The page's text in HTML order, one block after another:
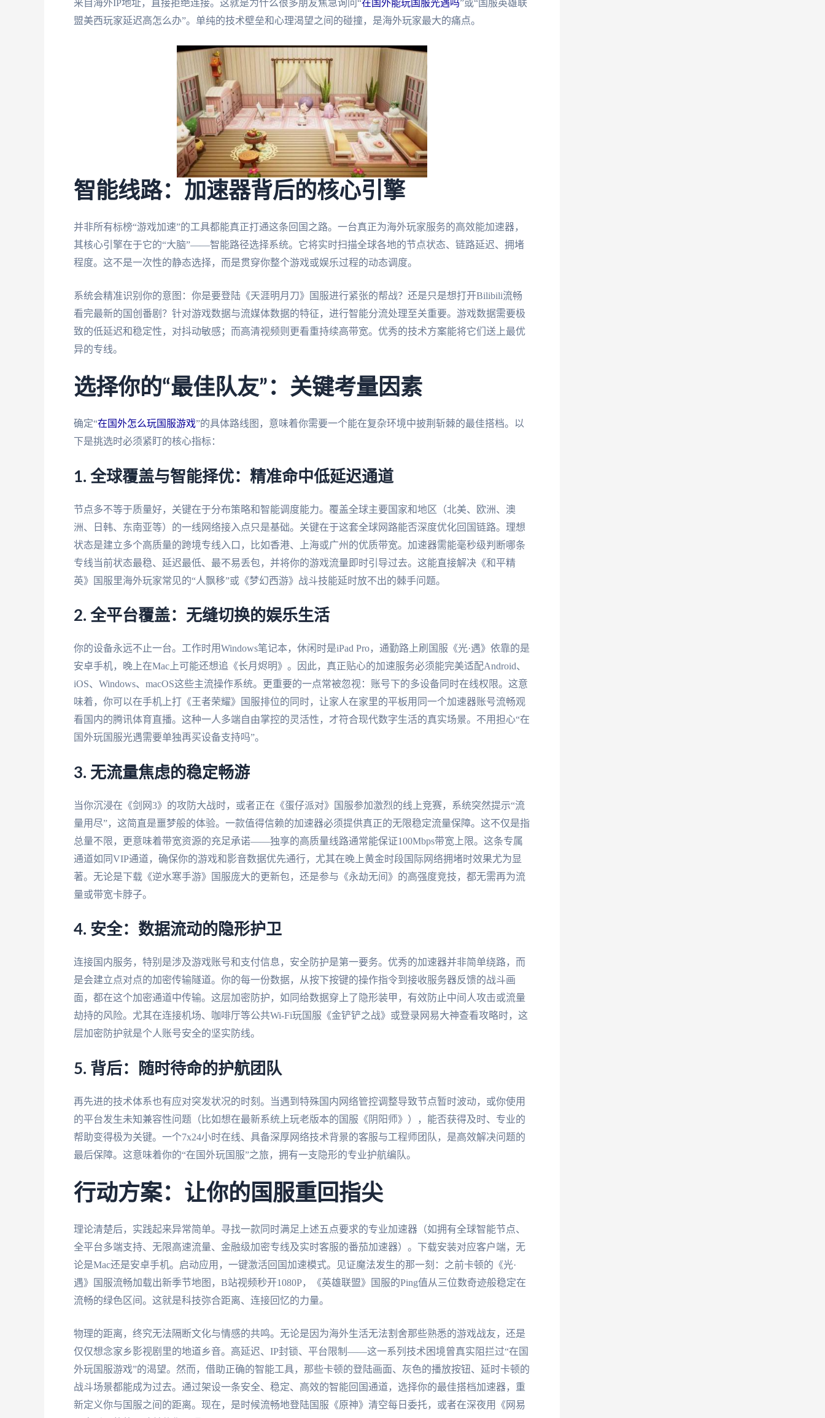
来自海外IP地址，直接拒绝连接。这就是为什么很多朋友焦急询问“在国外能玩国服光遇吗”或“国服英雄联
盟美西玩家延迟高怎么办”。单纯的技术壁垒和心理渴望之间的碰撞，是海外玩家最大的痛点。
智能线路：加速器背后的核心引擎
并非所有标榜“游戏加速”的工具都能真正打通这条回国之路。一台真正为海外玩家服务的高效能加速器，
其核心引擎在于它的“大脑”——智能路径选择系统。它将实时扫描全球各地的节点状态、链路延迟、拥堵
程度。这不是一次性的静态选择，而是贯穿你整个游戏或娱乐过程的动态调度。
系统会精准识别你的意图：你是要登陆《天涯明月刀》国服进行紧张的帮战？还是只是想打开Bilibili流畅
看完最新的国创番剧？针对游戏数据与流媒体数据的特征，进行智能分流处理至关重要。游戏数据需要极
致的低延迟和稳定性，对抖动敏感；而高清视频则更看重持续高带宽。优秀的技术方案能将它们送上最优
异的专线。
选择你的“最佳队友”：关键考量因素
确定“在国外怎么玩国服游戏”的具体路线图，意味着你需要一个能在复杂环境中披荆斩棘的最佳搭档。以
下是挑选时必须紧盯的核心指标：
1. 全球覆盖与智能择优：精准命中低延迟通道
节点多不等于质量好，关键在于分布策略和智能调度能力。覆盖全球主要国家和地区（北美、欧洲、澳
洲、日韩、东南亚等）的一线网络接入点只是基础。关键在于这套全球网路能否深度优化回国链路。理想
状态是建立多个高质量的跨境专线入口，比如香港、上海或广州的优质带宽。加速器需能毫秒级判断哪条
专线当前状态最稳、延迟最低、最不易丢包，并将你的游戏流量即时引导过去。这能直接解决《和平精
英》国服里海外玩家常见的“人飘移”或《梦幻西游》战斗技能延时放不出的棘手问题。
2. 全平台覆盖：无缝切换的娱乐生活
你的设备永远不止一台。工作时用Windows笔记本，休闲时是iPad Pro，通勤路上刷国服《光·遇》依靠的是
安卓手机，晚上在Mac上可能还想追《长月烬明》。因此，真正贴心的加速服务必须能完美适配Android、
iOS、Windows、macOS这些主流操作系统。更重要的一点常被忽视：账号下的多设备同时在线权限。这意
味着，你可以在手机上打《王者荣耀》国服排位的同时，让家人在家里的平板用同一个加速器账号流畅观
看国内的腾讯体育直播。这种一人多端自由掌控的灵活性，才符合现代数字生活的真实场景。不用担心“在
国外玩国服光遇需要单独再买设备支持吗”。
3. 无流量焦虑的稳定畅游
当你沉浸在《剑网3》的攻防大战时，或者正在《蛋仔派对》国服参加激烈的线上竞赛，系统突然提示“流
量用尽”，这简直是噩梦般的体验。一款值得信赖的加速器必须提供真正的无限稳定流量保障。这不仅是指
总量不限，更意味着带宽资源的充足承诺——独享的高质量线路通常能保证100Mbps带宽上限。这条专属
通道如同VIP通道，确保你的游戏和影音数据优先通行，尤其在晚上黄金时段国际网络拥堵时效果尤为显
著。无论是下载《逆水寒手游》国服庞大的更新包，还是参与《永劫无间》的高强度竞技，都无需再为流
量或带宽卡脖子。
4. 安全：数据流动的隐形护卫
连接国内服务，特别是涉及游戏账号和支付信息，安全防护是第一要务。优秀的加速器并非简单绕路，而
是会建立点对点的加密传输隧道。你的每一份数据，从按下按键的操作指令到接收服务器反馈的战斗画
面，都在这个加密通道中传输。这层加密防护，如同给数据穿上了隐形装甲，有效防止中间人攻击或流量
劫持的风险。尤其在连接机场、咖啡厅等公共Wi-Fi玩国服《金铲铲之战》或登录网易大神查看攻略时，这
层加密防护就是个人账号安全的坚实防线。
5. 背后：随时待命的护航团队
再先进的技术体系也有应对突发状况的时刻。当遇到特殊国内网络管控调整导致节点暂时波动，或你使用
的平台发生未知兼容性问题（比如想在最新系统上玩老版本的国服《阴阳师》），能否获得及时、专业的
帮助变得极为关键。一个7x24小时在线、具备深厚网络技术背景的客服与工程师团队，是高效解决问题的
最后保障。这意味着你的“在国外玩国服”之旅，拥有一支隐形的专业护航编队。
行动方案：让你的国服重回指尖
理论清楚后，实践起来异常简单。寻找一款同时满足上述五点要求的专业加速器（如拥有全球智能节点、
全平台多端支持、无限高速流量、金融级加密专线及实时客服的番茄加速器）。下载安装对应客户端，无
论是Mac还是安卓手机。启动应用，一键激活回国加速模式。见证魔法发生的那一刻：之前卡顿的《光·
遇》国服流畅加载出新季节地图，B站视频秒开1080P，《英雄联盟》国服的Ping值从三位数奇迹般稳定在
流畅的绿色区间。这就是科技弥合距离、连接回忆的力量。
物理的距离，终究无法隔断文化与情感的共鸣。无论是因为海外生活无法割舍那些熟悉的游戏战友，还是
仅仅想念家乡影视剧里的地道乡音。高延迟、IP封锁、平台限制——这一系列技术困境曾真实阻拦过“在国
外玩国服游戏”的渴望。然而，借助正确的智能工具，那些卡顿的登陆画面、灰色的播放按钮、延时卡顿的
战斗场景都能成为过去。通过架设一条安全、稳定、高效的智能回国通道，选择你的最佳搭档加速器，重
新定义你与国服之间的距离。现在，是时候流畅地登陆国服《原神》清空每日委托，或者在深夜用《网易